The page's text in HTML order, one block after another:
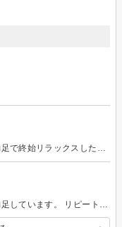
お店の雰囲気、担当スタッフさん どちらも満足で終始リラックスした状態で施術してもらいました。 来月もお願いしたいと思います。
とても親切で丁寧に施術していただきとても満足しています。 リピート確定です（笑）